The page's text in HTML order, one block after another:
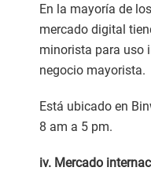
En la mayoría de
mercado digital
minorista para uso
negocio mayorista.
Está ubicado en
8 am a 5 pm.
iv. Mercado